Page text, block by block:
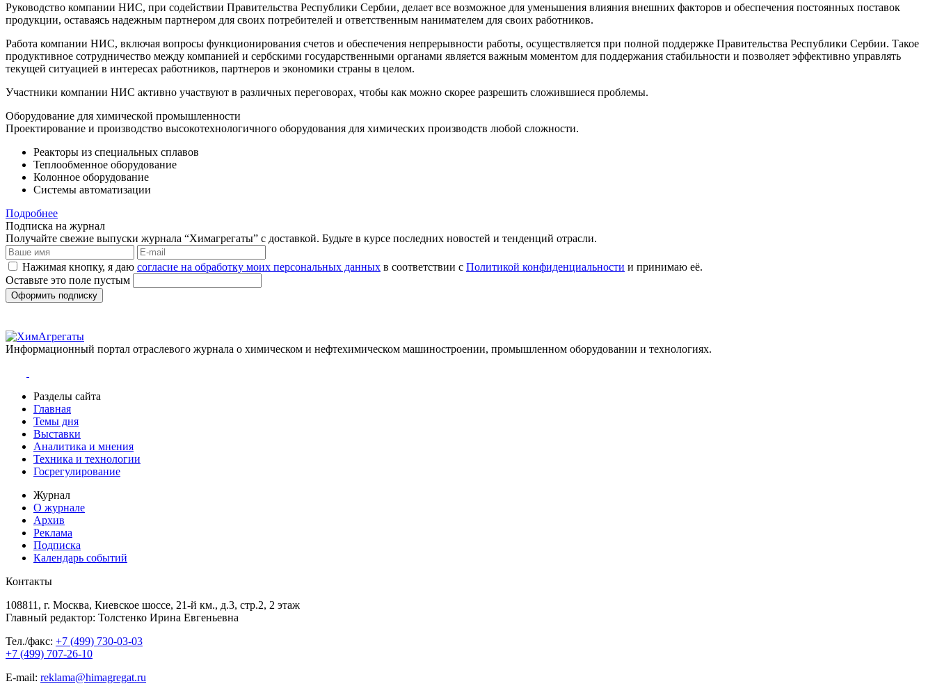
Руководство компании НИС, при содействии Правительства Республики Сербии, делает все возможное для уменьшения влияния внешних факторов и обеспечения постоянных поставок
продукции, оставаясь надежным партнером для своих потребителей и ответственным нанимателем для своих работников.
Работа компании НИС, включая вопросы функционирования счетов и обеспечения непрерывности работы, осуществляется при полной поддержке Правительства Республики Сербии. Такое
продуктивное сотрудничество между компанией и сербскими государственными органами является важным моментом для поддержания стабильности и позволяет эффективно управлять
текущей ситуацией в интересах работников, партнеров и экономики страны в целом.
Участники компании НИС активно участвуют в различных переговорах, чтобы как можно скорее разрешить сложившиеся проблемы.
Оборудование для химической промышленности
Проектирование и производство высокотехнологичного оборудования для химических производств любой сложности.
Реакторы из специальных сплавов
Теплообменное оборудование
Колонное оборудование
Системы автоматизации
Подробнее
Подписка на журнал
Получайте свежие выпуски журнала “Химагрегаты” с доставкой. Будьте в курсе последних новостей и тенденций отрасли.
Нажимая кнопку, я даю согласие на обработку моих персональных данных в соответствии с Политикой конфиденциальности и принимаю её.
Оставьте это поле пустым
Оформить подписку
Информационный портал отраслевого журнала о химическом и нефтехимическом машиностроении, промышленном оборудовании и технологиях.
Разделы сайта
Главная
Темы дня
Выставки
Аналитика и мнения
Техника и технологии
Госрегулирование
Журнал
О журнале
Архив
Реклама
Подписка
Календарь событий
Контакты
108811, г. Москва, Киевское шоссе, 21-й км., д.3, стр.2, 2 этаж
Главный редактор: Толстенко Ирина Евгеньевна
Тел./факс: +7 (499) 730-03-03
+7 (499) 707-26-10
E-mail: reklama@himagregat.ru